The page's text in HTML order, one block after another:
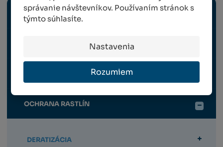
správanie návštevníkov. Používaním stránok s
týmto súhlasíte.
Nastavenia
Rozumiem
ZÁHRADNÉ NÁRADIE
VÝSADBA A VÝŽIVA RASTLÍN
OPORNÉ A VYVÄZOVACIE PRVKY PRE RASTLINY
OCHRANA RASTLÍN
DERATIZÁCIA